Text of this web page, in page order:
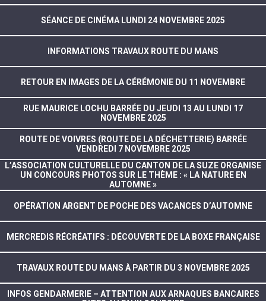
SÉANCE DE CINÉMA LUNDI 24 NOVEMBRE 2025
INFORMATIONS TRAVAUX ROUTE DU MANS
RETOUR EN IMAGES DE LA CÉRÉMONIE DU 11 NOVEMBRE
RUE MAURICE LOCHU BARRÉE DU JEUDI 13 AU LUNDI 17
NOVEMBRE 2025
ROUTE DE VOIVRES (ROUTE DE LA DÉCHETTERIE) BARRÉE
VENDREDI 7 NOVEMBRE 2025
L’ASSOCIATION CULTURELLE DU CANTON DE LA SUZE ORGANISE
UN CONCOURS PHOTOS SUR LE THÈME : « LA NATURE EN
AUTOMNE »
OPÉRATION ARGENT DE POCHE DES VACANCES D’AUTOMNE
MERCREDIS RÉCRÉATIFS : DÉCOUVERTE DE LA BOXE FRANÇAISE
TRAVAUX ROUTE DU MANS À PARTIR DU 3 NOVEMBRE 2025
INFOS GENDARMERIE – ATTENTION AUX ARNAQUES BANCAIRES